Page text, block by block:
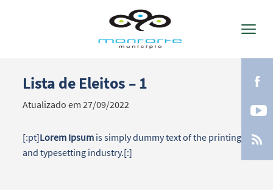
Termo de Pesquisa
Lista de Eleitos – 1
Atualizado em 27/09/2022
[:pt]Lorem Ipsum is simply dummy text of the printing
and typesetting industry.[:]